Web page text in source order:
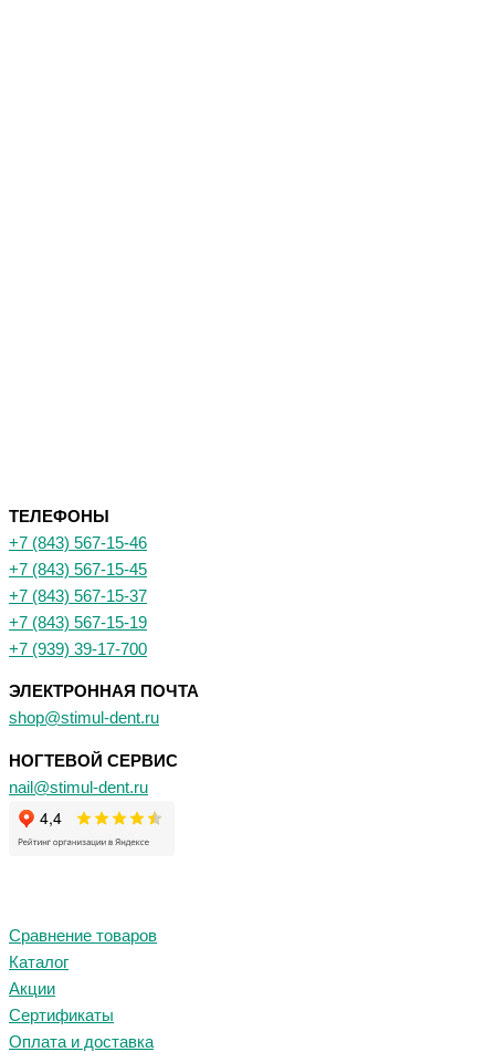
ТЕЛЕФОНЫ
+7 (843) 567-15-46
+7 (843) 567-15-45
+7 (843) 567-15-37
+7 (843) 567-15-19
+7 (939) 39-17-700
ЭЛЕКТРОННАЯ ПОЧТА
shop@stimul-dent.ru
НОГТЕВОЙ СЕРВИС
nail@stimul-dent.ru
Сравнение товаров
Каталог
Акции
Сертификаты
Оплата и доставка